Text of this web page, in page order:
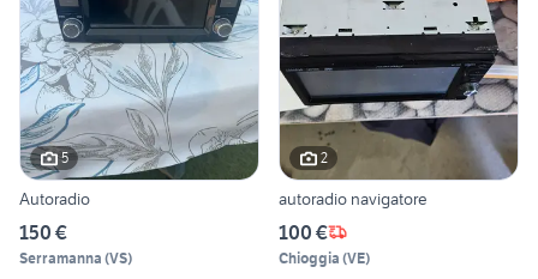
5
Autoradio
150 €
Serramanna (VS)
2
autoradio navigatore
100 €
Chioggia (VE)